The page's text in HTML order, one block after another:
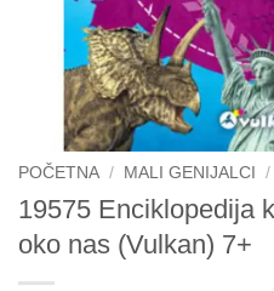
POČETNA / MALI GENIJALCI /
19575 Enciklopedija
oko nas (Vulkan) 7+